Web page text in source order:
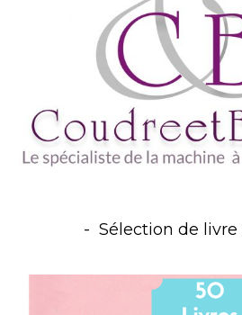
Sélection de